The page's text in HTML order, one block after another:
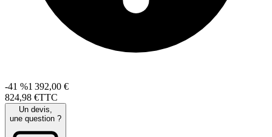
-41 %1 392,00 €
824,98 €TTC
Un devis,
une question ?